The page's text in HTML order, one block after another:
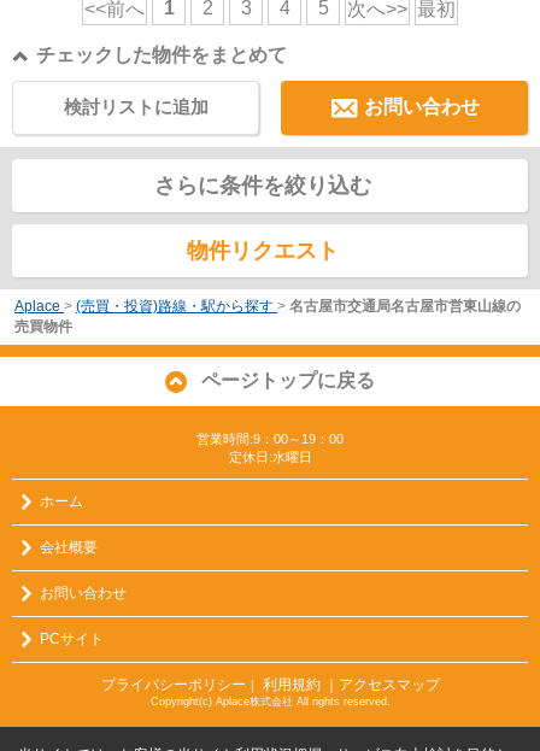
<<前へ 1 2 3 4 5 次へ>> 最初
チェックした物件をまとめて
お問い合わせ
検討リストに追加
さらに条件を絞り込む
物件リクエスト
Aplace > (売買・投資)路線・駅から探す > 名古屋市交通局名古屋市営東山線の
売買物件
ページトップに戻る
営業時間:9：00～19：00
定休日:水曜日
ホーム
会社概要
お問い合わせ
PCサイト
プライバシーポリシー ｜ 利用規約 ｜アクセスマップ
Copyright(c) Aplace株式会社 All rights reserved.